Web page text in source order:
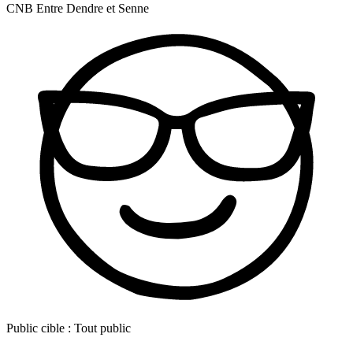
CNB Entre Dendre et Senne
Public cible : Tout public